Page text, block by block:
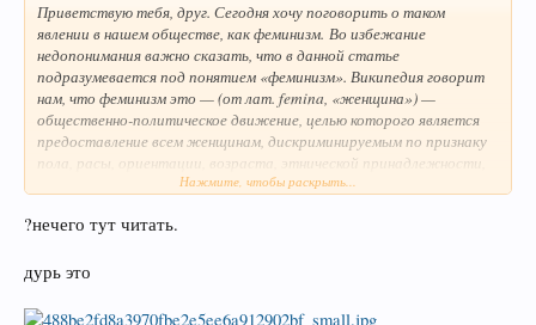
Приветствую тебя, друг. Сегодня хочу поговорить о таком
явлении в нашем обществе, как феминизм. Во избежание
недопонимания важно сказать, что в данной статье
подразумевается под понятием «феминизм». Википедия говорит
нам, что феминизм это — (от лат. femina, «женщина») —
общественно-политическое движение, целью которого является
предоставление всем женщинам, дискриминируемым по признаку
пола, расы, ориентации, возраста, этнической принадлежности,
социального статуса, всей полноты социальных прав. В широком
сферах общества. В узком смысле — женское движение, целью
говорить короче и проще, то феминизм — это общественное
мужчин и женщин в их правах и обязанностях.
Нажмите, чтобы раскрыть...
?нечего тут читать.
дурь это